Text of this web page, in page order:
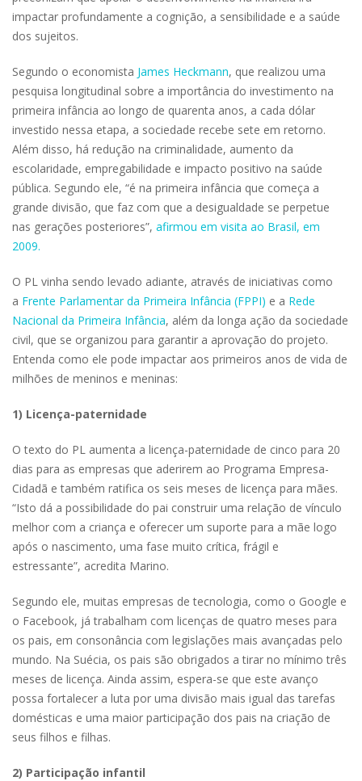
impactar profundamente a cognição, a sensibilidade e a saúde
dos sujeitos.
Segundo o economista James Heckmann, que realizou uma
pesquisa longitudinal sobre a importância do investimento na
primeira infância ao longo de quarenta anos, a cada dólar
investido nessa etapa, a sociedade recebe sete em retorno.
Além disso, há redução na criminalidade, aumento da
escolaridade, empregabilidade e impacto positivo na saúde
pública. Segundo ele, “é na primeira infância que começa a
grande divisão, que faz com que a desigualdade se perpetue
nas gerações posteriores”, afirmou em visita ao Brasil, em
2009.
O PL vinha sendo levado adiante, através de iniciativas como
a Frente Parlamentar da Primeira Infância (FPPI) e a Rede
Nacional da Primeira Infância, além da longa ação da sociedade
civil, que se organizou para garantir a aprovação do projeto.
Entenda como ele pode impactar aos primeiros anos de vida de
milhões de meninos e meninas:
1) Licença-paternidade
O texto do PL aumenta a licença-paternidade de cinco para 20
dias para as empresas que aderirem ao Programa Empresa-
Cidadã e também ratifica os seis meses de licença para mães.
“Isto dá a possibilidade do pai construir uma relação de vínculo
melhor com a criança e oferecer um suporte para a mãe logo
após o nascimento, uma fase muito crítica, frágil e
estressante”, acredita Marino.
Segundo ele, muitas empresas de tecnologia, como o Google e
o Facebook, já trabalham com licenças de quatro meses para
os pais, em consonância com legislações mais avançadas pelo
mundo. Na Suécia, os pais são obrigados a tirar no mínimo três
meses de licença. Ainda assim, espera-se que este avanço
possa fortalecer a luta por uma divisão mais igual das tarefas
domésticas e uma maior participação dos pais na criação de
seus filhos e filhas.
2) Participação infantil